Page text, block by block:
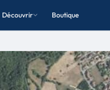
Découvrir Boutique